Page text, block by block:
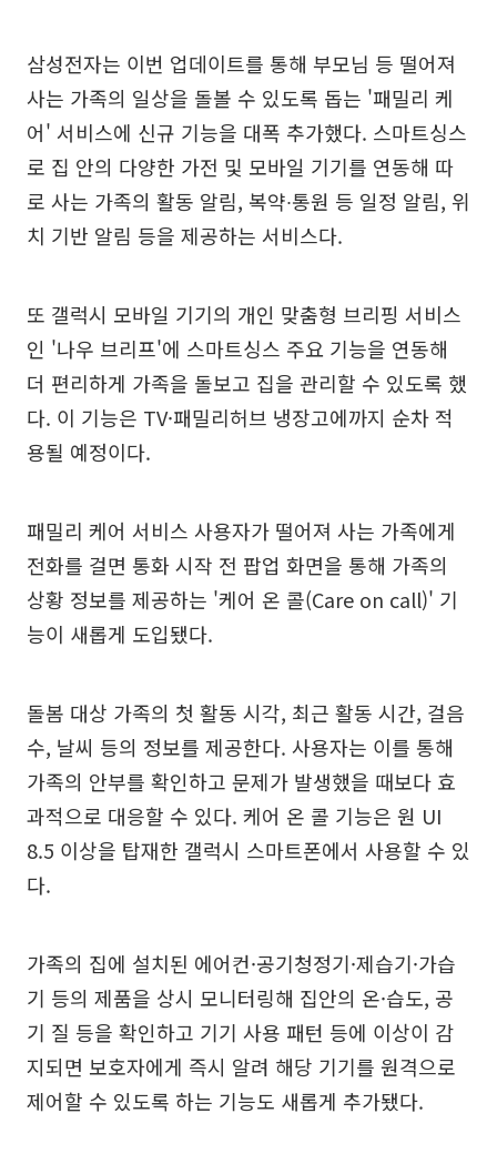
삼성전자는 이번 업데이트를 통해 부모님 등 떨어져
사는 가족의 일상을 돌볼 수 있도록 돕는 '패밀리 케
어' 서비스에 신규 기능을 대폭 추가했다. 스마트싱스
로 집 안의 다양한 가전 및 모바일 기기를 연동해 따
로 사는 가족의 활동 알림, 복약∙통원 등 일정 알림, 위
치 기반 알림 등을 제공하는 서비스다.
또 갤럭시 모바일 기기의 개인 맞춤형 브리핑 서비스
인 '나우 브리프'에 스마트싱스 주요 기능을 연동해
더 편리하게 가족을 돌보고 집을 관리할 수 있도록 했
다. 이 기능은 TV·패밀리허브 냉장고에까지 순차 적
용될 예정이다.
패밀리 케어 서비스 사용자가 떨어져 사는 가족에게
전화를 걸면 통화 시작 전 팝업 화면을 통해 가족의
상황 정보를 제공하는 '케어 온 콜(Care on call)' 기
능이 새롭게 도입됐다.
돌봄 대상 가족의 첫 활동 시각, 최근 활동 시간, 걸음
수, 날씨 등의 정보를 제공한다. 사용자는 이를 통해
가족의 안부를 확인하고 문제가 발생했을 때보다 효
과적으로 대응할 수 있다. 케어 온 콜 기능은 원 UI
8.5 이상을 탑재한 갤럭시 스마트폰에서 사용할 수 있
다.
가족의 집에 설치된 에어컨·공기청정기·제습기·가습
기 등의 제품을 상시 모니터링해 집안의 온·습도, 공
기 질 등을 확인하고 기기 사용 패턴 등에 이상이 감
지되면 보호자에게 즉시 알려 해당 기기를 원격으로
제어할 수 있도록 하는 기능도 새롭게 추가됐다.